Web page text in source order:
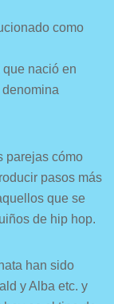
como
nació en
parejas cómo
pasos más
que se
de hip hop.
han sido
y Alba etc. y